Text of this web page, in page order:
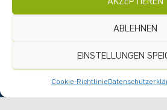
ABLEHNEN
EINSTELLUNGEN
Cookie-Richtlinie
Datenschutz
Impressum
Anreise
Praktikumsangebote